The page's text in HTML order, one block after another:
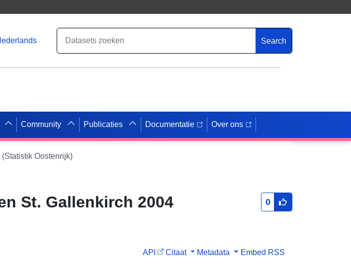
Search
Community Publicaties Documentatie Over ons
Oostenrijk)
St. Gallenkirch 2004
0
API Citaat Metadata Embed RSS